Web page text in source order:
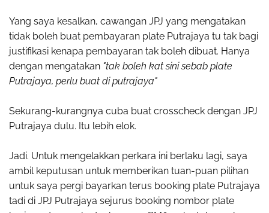
Yang saya kesalkan, cawangan JPJ yang mengatakan
tidak boleh buat pembayaran plate Putrajaya tu tak bagi
justifikasi kenapa pembayaran tak boleh dibuat. Hanya
dengan mengatakan "tak boleh kat sini sebab plate
Putrajaya, perlu buat di putrajaya"
Sekurang-kurangnya cuba buat crosscheck dengan JPJ
Putrajaya dulu. Itu lebih elok.
Jadi. Untuk mengelakkan perkara ini berlaku lagi, saya
ambil keputusan untuk memberikan tuan-puan pilihan
untuk saya pergi bayarkan terus booking plate Putrajaya
tadi di JPJ Putrajaya sejurus booking nombor plate